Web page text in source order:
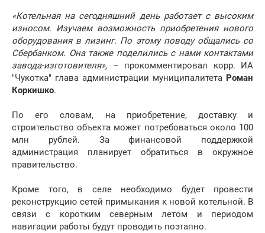
«Котельная на сегодняшний день работает с высоким
износом. Изучаем возможность приобретения нового
оборудования в лизинг. По этому поводу общались со
Сбербанком. Она также поделились с нами контактами
завода-изготовителя», – прокомментировал корр. ИА
"Чукотка" глава администрации муниципалитета Роман
Коркишко.
По его словам, на приобретение, доставку и
строительство объекта может потребоваться около 100
млн рублей. За финансовой поддержкой
администрация планирует обратиться в окружное
правительство.
Кроме того, в селе необходимо будет провести
реконструкцию сетей примыкания к новой котельной. В
связи с коротким северным летом и периодом
навигации работы будут проводить поэтапно.